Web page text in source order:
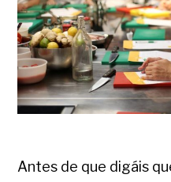
Antes de que digáis